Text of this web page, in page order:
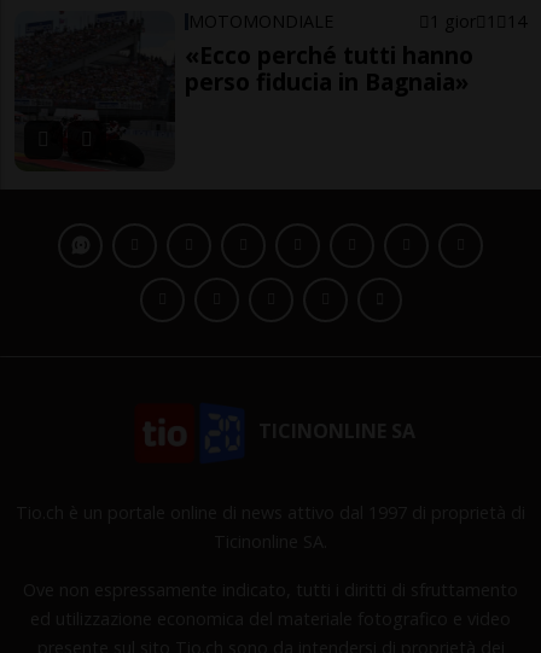
MOTOMONDIALE 1 gior 1 14
«Ecco perché tutti hanno
perso fiducia in Bagnaia»